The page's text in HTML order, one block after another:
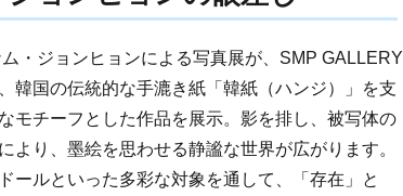
・ジョンヒョンによる写真展が、SMP GALLERY
韓国の伝統的な手漉き紙「韓紙（ハンジ）」を支
モチーフとした作品を展示。影を排し、被写体の
より、墨絵を思わせる静謐な世界が広がります。
ールといった多彩な対象を通して、「存在」と